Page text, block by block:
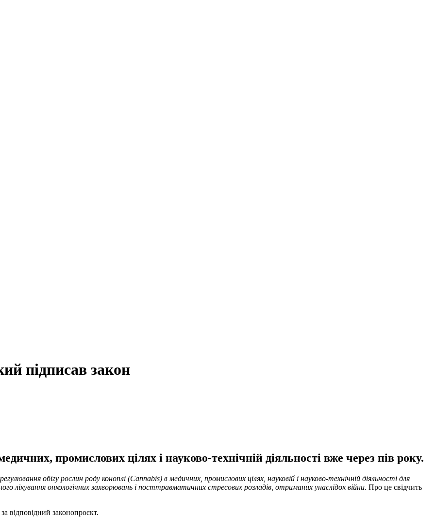
підписав закон
промислових цілях і науково-технічній діяльності вже через пів року.
обігу рослин роду коноплі (Cannabis) в медичних, промислових цілях, науковій і науково-технічній діяльності для
лікування онкологічних захворювань і посттравматичних стресових розладів, отриманих унаслідок війни. Про це свідчить
відповідний законопроєкт.